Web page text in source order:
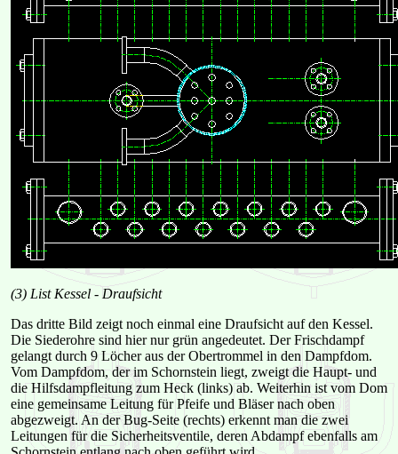
(3) List Kessel - Draufsicht
Das dritte Bild zeigt noch einmal eine Draufsicht auf den Kessel.
Die Siederohre sind hier nur grün angedeutet. Der Frischdampf
gelangt durch 9 Löcher aus der Obertrommel in den Dampfdom.
Vom Dampfdom, der im Schornstein liegt, zweigt die Haupt- und
die Hilfsdampfleitung zum Heck (links) ab. Weiterhin ist vom Dom
eine gemeinsame Leitung für Pfeife und Bläser nach oben
abgezweigt. An der Bug-Seite (rechts) erkennt man die zwei
Leitungen für die Sicherheitsventile, deren Abdampf ebenfalls am